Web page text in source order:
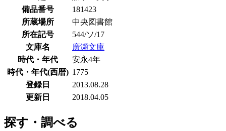
備品番号
181423
所蔵場所
中央図書館
所在記号
544/ソ/17
文庫名
廣瀬文庫
時代・年代
安永4年
時代・年代(西暦) 1775
登録日
2013.08.28
更新日
2018.04.05
探す・調べる